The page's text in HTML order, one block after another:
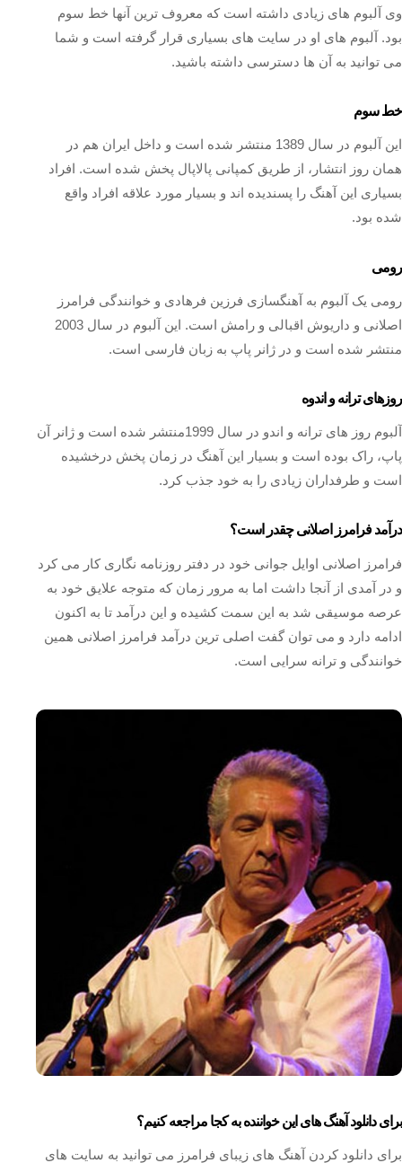
وی آلبوم های زیادی داشته است که معروف ترین آنها خط سوم
بود. آلبوم های او در سایت های بسیاری قرار گرفته است و شما
می توانید به آن ها دسترسی داشته باشید.
خط سوم
این آلبوم در سال 1389 منتشر شده است و داخل ایران هم در
همان روز انتشار، از طریق کمپانی پالاپال پخش شده است. افراد
بسیاری این آهنگ را پسندیده اند و بسیار مورد علاقه افراد واقع
شده بود.
رومی
رومی یک آلبوم به آهنگسازی فرزین فرهادی و خوانندگی فرامرز
اصلانی و داریوش اقبالی و رامش است. این آلبوم در سال 2003
منتشر شده است و در ژانر پاپ به زبان فارسی است.
روزهای ترانه و اندوه
آلبوم روز های ترانه و اندو در سال 1999منتشر شده است و ژانر آن
پاپ، راک بوده است و بسیار این آهنگ در زمان پخش درخشیده
است و طرفداران زیادی را به خود جذب کرد.
درآمد فرامرز اصلانی چقدر است؟
فرامرز اصلانی اوایل جوانی خود در دفتر روزنامه نگاری کار می کرد
و در آمدی از آنجا داشت اما به مرور زمان که متوجه علایق خود به
عرصه موسیقی شد به این سمت کشیده و این درآمد تا به اکنون
ادامه دارد و می توان گفت اصلی ترین درآمد فرامرز اصلانی همین
خوانندگی و ترانه سرایی است.
برای دانلود آهنگ های این خواننده به کجا مراجعه کنیم؟
برای دانلود کردن آهنگ های زیبای فرامرز می توانید به سایت های